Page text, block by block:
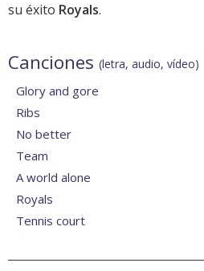
su éxito Royals.
Canciones (letra, audio, vídeo)
Glory and gore
Ribs
No better
Team
A world alone
Royals
Tennis court